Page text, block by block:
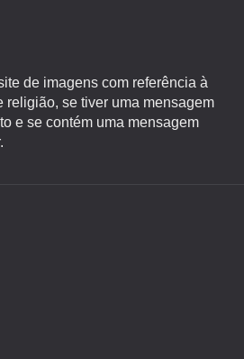
de imagens com referência à
religião, se tiver uma mensagem
e se contém uma mensagem